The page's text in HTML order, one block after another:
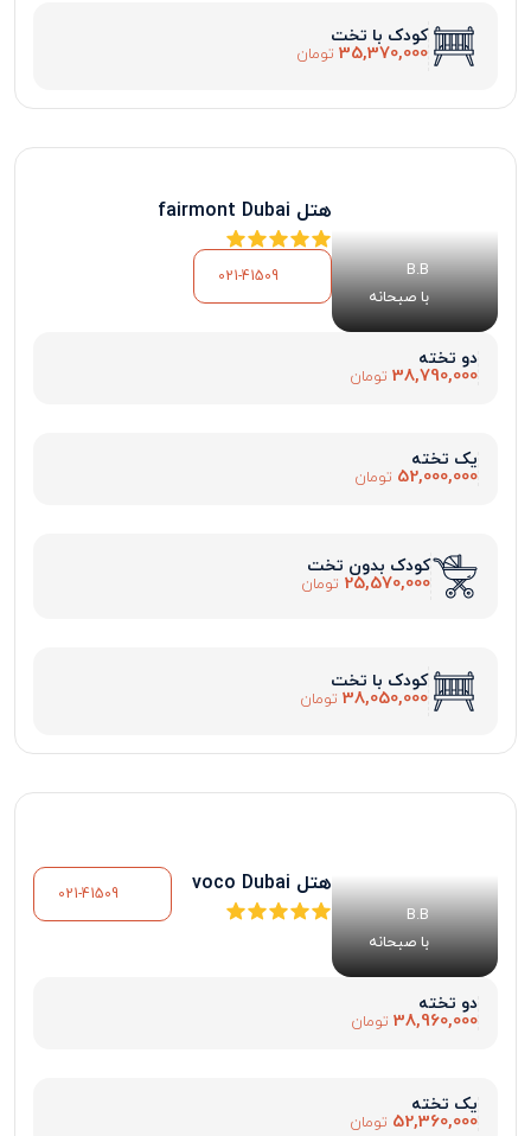
کودک با تخت
35,370,000 تومان
B.B
با صبحانه
هتل fairmont Dubai
021-41509
دو تخته
38,790,000 تومان
یک تخته
52,000,000 تومان
کودک بدون تخت
25,570,000 تومان
کودک با تخت
38,050,000 تومان
B.B
با صبحانه
هتل voco Dubai 021-41509
دو تخته
38,960,000 تومان
یک تخته
52,360,000 تومان